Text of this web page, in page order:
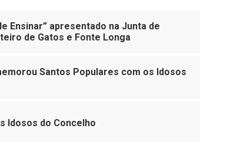
Ensinar” apresentado na Junta de
de Gatos e Fonte Longa
Santos Populares com os Idosos
Idosos do Concelho